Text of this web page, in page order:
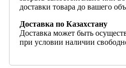
доставки товара до вашего
Доставка по Казахстану
Доставка может быть
при условии наличии